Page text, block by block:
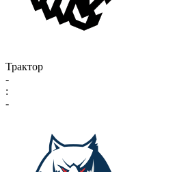
Трактор
-
:
-